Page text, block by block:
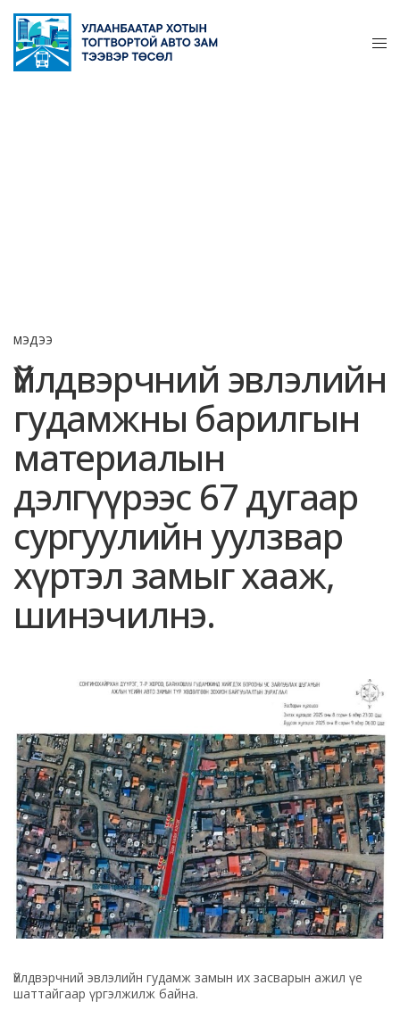
МЭДЭЭ
Үйлдвэрчний эвлэлийн
гудамжны барилгын
материалын
дэлгүүрээс 67 дугаар
сургуулийн уулзвар
хүртэл замыг хааж,
шинэчилнэ.
Үйлдвэрчний эвлэлийн гудамж замын их засварын ажил үе
шаттайгаар үргэлжилж байна.